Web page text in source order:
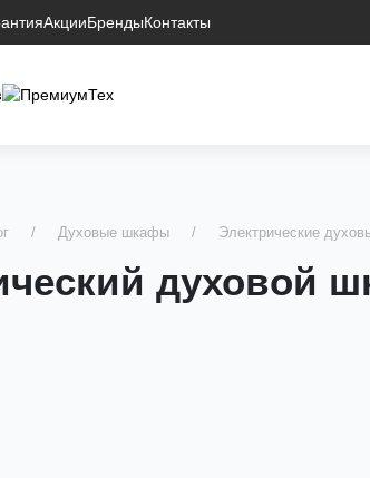
АкцииБрендыКонтакты
Духовые шкафы Электрические
духовой